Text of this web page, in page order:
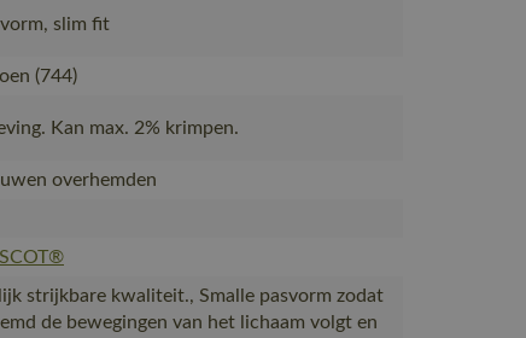
slim fit
(744)
Kan max. 2% krimpen.
overhemden
strijkbare kwaliteit., Smalle pasvorm zodat
de bewegingen van het lichaam volgt en